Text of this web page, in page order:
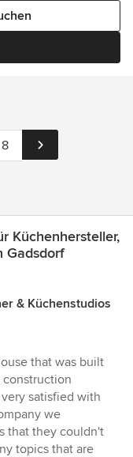
8
Küchenhersteller,
Gadsdorf
& Küchenstudios
that was built
construction
satisfied with
we
that they couldn't
topics that are